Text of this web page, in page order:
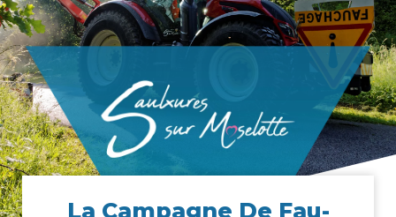
La Cam­pagne De Fau­